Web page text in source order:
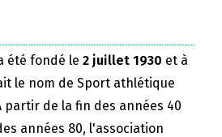
été fondé le 2 juillet 1930 et à
le nom de Sport athlétique
partir de la fin des années 40
années 80, l'association